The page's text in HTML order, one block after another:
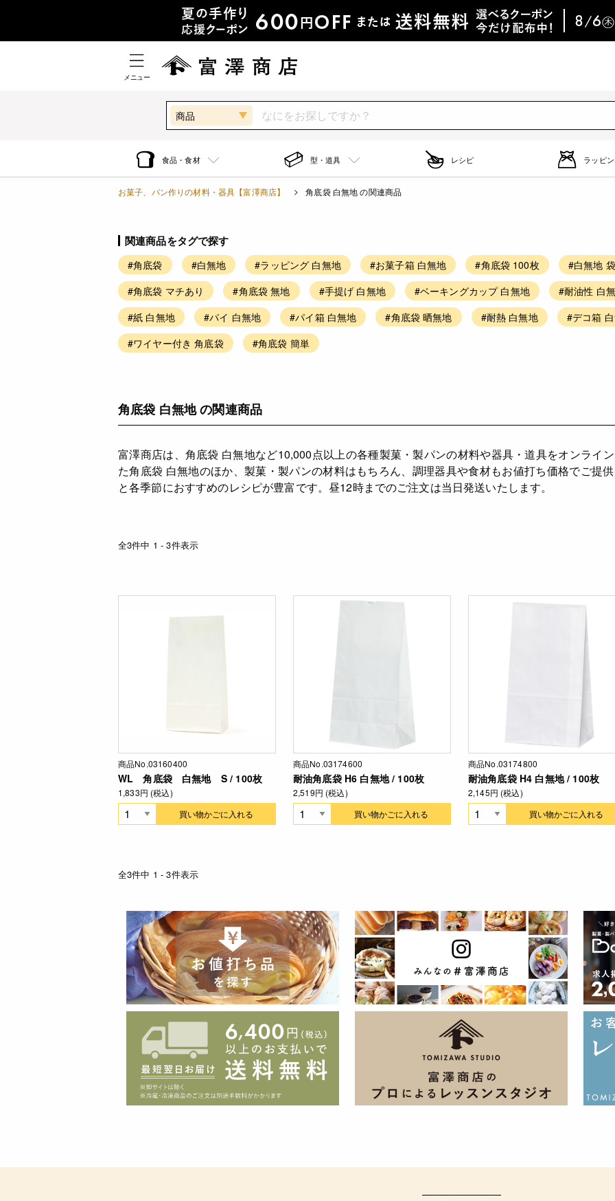
メニュー
商品
食品・食材 型・道具 レシピ ラッピ
お菓子、パン作りの材料・器具【富澤商店】 角底袋 白無地 の関連商品
関連商品をタグで探す
#角底袋 #白無地 #ラッピング 白無地 #お菓子箱 白無地 #角底袋 100枚
#白無地 袋
#角底袋 マチあり
#角底袋 無地 #手提げ 白無地 #ベーキングカップ 白無地
#耐油性 白
#紙 白無地
#パイ 白無地 #パイ箱 白無地 #角底袋 晒無地 #耐熱 白無地
#デコ箱
#ワイヤー付き 角底袋
#角底袋 簡単
角底袋 白無地 の関連商品
富澤商店は、角底袋 白無地など10,000点以上の各種製菓・製パンの材料や器具・道具をオンライ
た角底袋 白無地のほか、製菓・製パンの材料はもちろん、調理器具や食材もお値打ち価格でご提
と各季節におすすめのレシピが豊富です。昼12時までのご注文は当日発送いたします。
全3件中 1 - 3件表示
商品No.03160400
WL 角底袋 白無地 S / 100枚
1,833円 (税込)
買い物かごに入れる
商品No.03174600
耐油角底袋 H6 白無地 / 100枚
2,519円 (税込)
買い物かごに入れる
商品No.03174800
耐油角底袋 H4 白無地 / 100枚
2,145円 (税込)
買い物かごに入れる
全3件中 1 - 3件表示